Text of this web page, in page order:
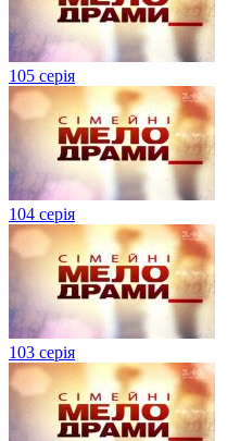
105 серія
104 серія
103 серія